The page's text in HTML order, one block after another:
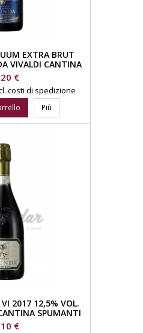
EXTRA BRUT
VIVALDI CANTINA
€
costi di spedizione
Più
2017 12,5% VOL.
SPUMANTI
€